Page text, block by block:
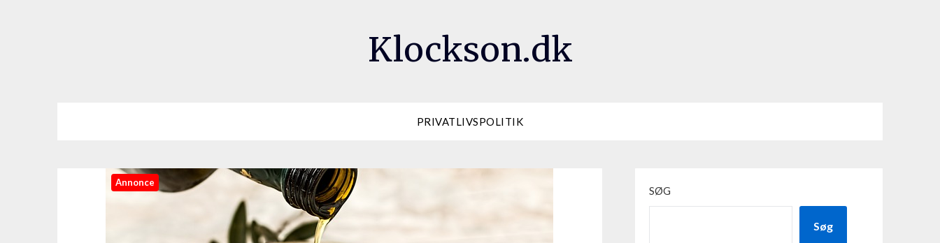
Klockson.dk
PRIVATLIVSPOLITIK
Annonce
SØG
Søg